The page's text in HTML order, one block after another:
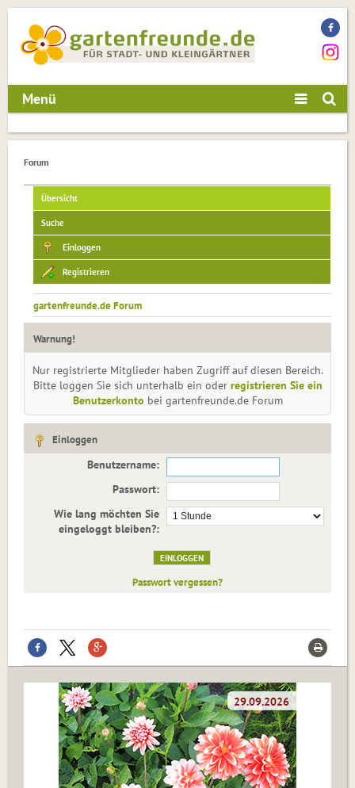
Menü
Forum
Übersicht
Suche
Einloggen
Registrieren
gartenfreunde.de Forum
Warnung!
Nur registrierte Mitglieder haben Zugriff auf diesen Bereich.
Bitte loggen Sie sich unterhalb ein oder registrieren Sie ein
Benutzerkonto bei gartenfreunde.de Forum
Einloggen
Benutzername:
Passwort:
Wie lang möchten Sie
eingeloggt bleiben?:
Passwort vergessen?